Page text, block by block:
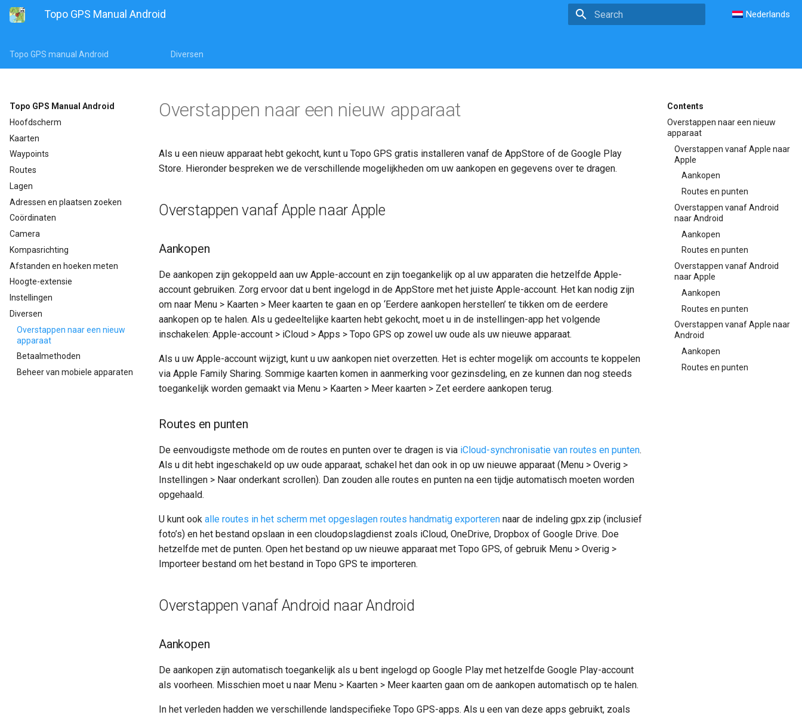
Topo GPS Manual Android Nederlands
Topo GPS manual Android Diversen
Topo GPS Manual Android
Hoofdscherm
Kaarten
Waypoints
Routes
Lagen
Adressen en plaatsen zoeken
Coördinaten
Camera
Kompasrichting
Afstanden en hoeken meten
Hoogte-extensie
Instellingen
Diversen
Overstappen naar een nieuw
apparaat
Betaalmethoden
Beheer van mobiele apparaten
Contents
Overstappen naar een nieuw
apparaat
Overstappen vanaf Apple naar
Apple
Aankopen
Routes en punten
Overstappen vanaf Android
naar Android
Aankopen
Routes en punten
Overstappen vanaf Android
naar Apple
Aankopen
Routes en punten
Overstappen vanaf Apple naar
Android
Aankopen
Routes en punten
Overstappen naar een nieuw apparaat
Als u een nieuw apparaat hebt gekocht, kunt u Topo GPS gratis installeren vanaf de AppStore of de Google Play
Store. Hieronder bespreken we de verschillende mogelijkheden om uw aankopen en gegevens over te dragen.
Overstappen vanaf Apple naar Apple
Aankopen
De aankopen zijn gekoppeld aan uw Apple-account en zijn toegankelijk op al uw apparaten die hetzelfde Apple-
account gebruiken. Zorg ervoor dat u bent ingelogd in de AppStore met het juiste Apple-account. Het kan nodig zijn
om naar Menu > Kaarten > Meer kaarten te gaan en op ‘Eerdere aankopen herstellen’ te tikken om de eerdere
aankopen op te halen. Als u gedeeltelijke kaarten hebt gekocht, moet u in de instellingen-app het volgende
inschakelen: Apple-account > iCloud > Apps > Topo GPS op zowel uw oude als uw nieuwe apparaat.
Als u uw Apple-account wijzigt, kunt u uw aankopen niet overzetten. Het is echter mogelijk om accounts te koppelen
via Apple Family Sharing. Sommige kaarten komen in aanmerking voor gezinsdeling, en ze kunnen dan nog steeds
toegankelijk worden gemaakt via Menu > Kaarten > Meer kaarten > Zet eerdere aankopen terug.
Routes en punten
De eenvoudigste methode om de routes en punten over te dragen is via iCloud-synchronisatie van routes en punten.
Als u dit hebt ingeschakeld op uw oude apparaat, schakel het dan ook in op uw nieuwe apparaat (Menu > Overig >
Instellingen > Naar onderkant scrollen). Dan zouden alle routes en punten na een tijdje automatisch moeten worden
opgehaald.
U kunt ook alle routes in het scherm met opgeslagen routes handmatig exporteren naar de indeling gpx.zip (inclusief
foto’s) en het bestand opslaan in een cloudopslagdienst zoals iCloud, OneDrive, Dropbox of Google Drive. Doe
hetzelfde met de punten. Open het bestand op uw nieuwe apparaat met Topo GPS, of gebruik Menu > Overig >
Importeer bestand om het bestand in Topo GPS te importeren.
Overstappen vanaf Android naar Android
Aankopen
De aankopen zijn automatisch toegankelijk als u bent ingelogd op Google Play met hetzelfde Google Play-account
als voorheen. Misschien moet u naar Menu > Kaarten > Meer kaarten gaan om de aankopen automatisch op te halen.
In het verleden hadden we verschillende landspecifieke Topo GPS-apps. Als u een van deze apps gebruikt, zoals